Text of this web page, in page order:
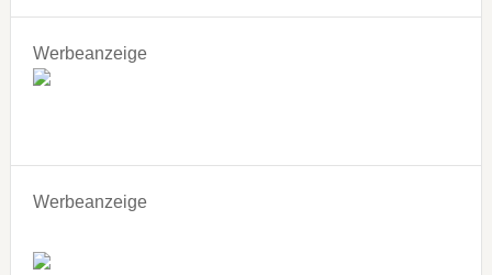
Werbeanzeige
Werbeanzeige